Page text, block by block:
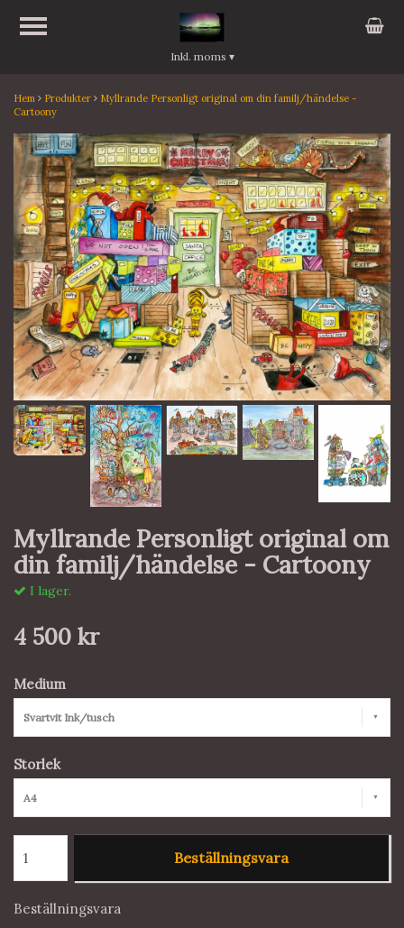
Hem Produkter
Myllrande Personligt original om din familj/händelse -
Cartoony
Myllrande Personligt original om
din familj/händelse - Cartoony
I lager.
4 500 kr
Medium
Svartvit Ink/tusch
Storlek
A4
Beställningsvara
Beställningsvara
Inkl. moms ▾